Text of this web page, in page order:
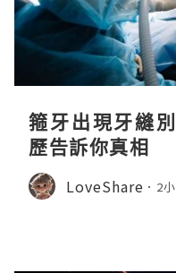
箍牙出現牙縫
歷告訴你真相
LoveShare 2